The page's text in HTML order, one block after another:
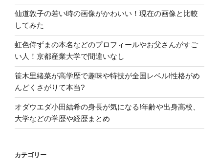
仙道敦子の若い時の画像がかわいい！現在の画像と比較
してみた
虹色侍ずまの本名などのプロフィールやお父さんがすご
い人！京都産業大学で間違いなし
笹木里緒菜が高学歴で趣味や特技が全国レベル!性格がめ
んどくさがりて本当?
オダウエダ小田結希の身長が気になる!年齢や出身高校、
大学などの学歴や経歴まとめ
カテゴリー